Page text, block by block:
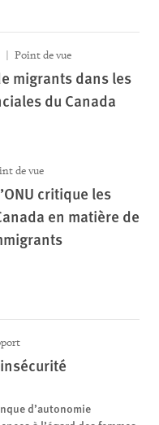
Point de vue
migrants dans les
du Canada
de vue
critique les
en matière de
d’autonomie